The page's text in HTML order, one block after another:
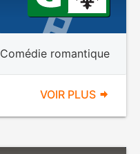
Comédie romantique
VOIR PLUS